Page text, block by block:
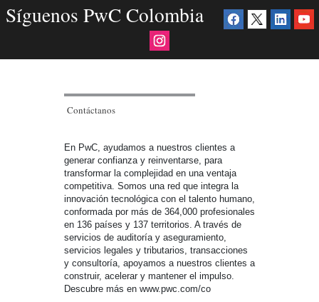
Síguenos PwC Colombia
Contáctanos
En PwC, ayudamos a nuestros clientes a
generar confianza y reinventarse, para
transformar la complejidad en una ventaja
competitiva. Somos una red que integra la
innovación tecnológica con el talento humano,
conformada por más de 364,000 profesionales
en 136 países y 137 territorios. A través de
servicios de auditoría y aseguramiento,
servicios legales y tributarios, transacciones
y consultoría, apoyamos a nuestros clientes a
construir, acelerar y mantener el impulso.
Descubre más en www.pwc.com/co